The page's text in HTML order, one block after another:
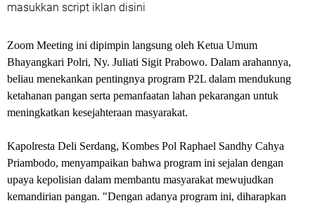
masukkan script iklan disini
Zoom Meeting ini dipimpin langsung oleh Ketua Umum
Bhayangkari Polri, Ny. Juliati Sigit Prabowo. Dalam arahannya,
beliau menekankan pentingnya program P2L dalam mendukung
ketahanan pangan serta pemanfaatan lahan pekarangan untuk
meningkatkan kesejahteraan masyarakat.
Kapolresta Deli Serdang, Kombes Pol Raphael Sandhy Cahya
Priambodo, menyampaikan bahwa program ini sejalan dengan
upaya kepolisian dalam membantu masyarakat mewujudkan
kemandirian pangan. "Dengan adanya program ini, diharapkan